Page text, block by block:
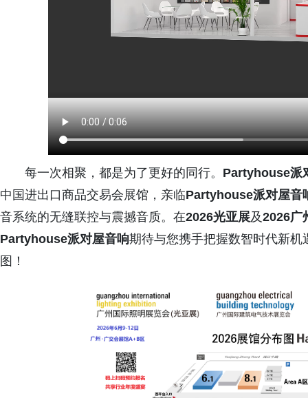
每一次相聚，都是为了更好的同行。 Partyhouse派
中国进出口商品交易会展馆，亲临Partyhouse派对屋音
音系统的无缝联控与震撼音质。在2026光亚展及2026广
Partyhouse派对屋音响期待与您携手把握数智时代新
图！